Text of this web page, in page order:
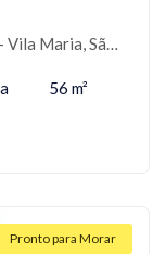
São Paulo-SP
56 m²
Pronto para Morar